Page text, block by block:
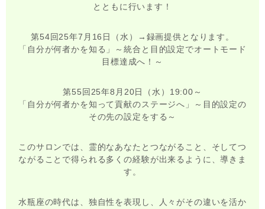
とともに行います！
第54回25年7月16日（水）→録画提供となります。
「自分が何者かを知る」～統合と目的設定でオートモード
目標達成へ！～
第55回25年8月20日（水）19:00～
「自分が何者かを知って貢献のステージへ」～目的設定の
その先の設定をする～
このサロンでは、霊的なあなたとつながること、そしてつ
ながることで得られる多くの経験が出来るように、導きま
す。
水瓶座の時代は、独自性を表現し、人々がその違いを活か